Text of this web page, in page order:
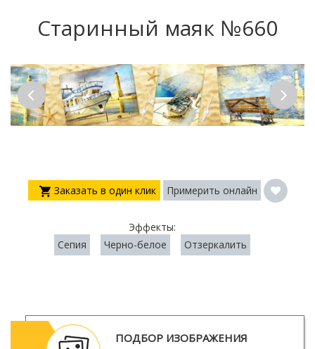
Старинный маяк №660
Заказать в один клик Примерить онлайн
Эффекты:
Сепия
Черно-белое Отзеркалить
ПОДБОР ИЗОБРАЖЕНИЯ